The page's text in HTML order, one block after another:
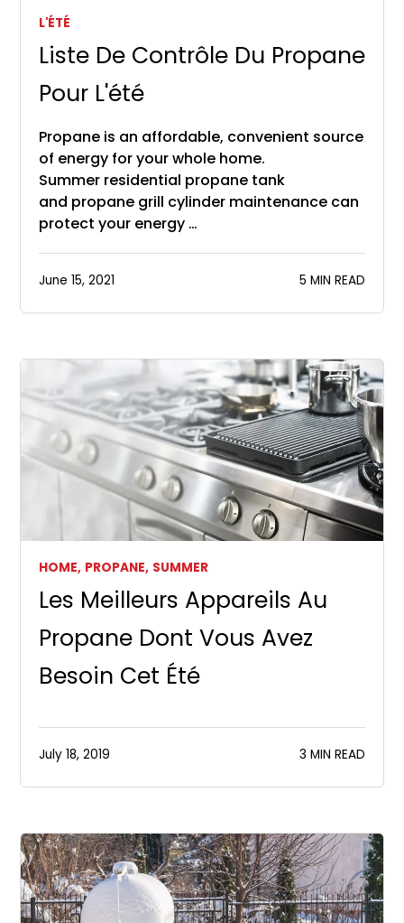
L'ÉTÉ
Liste De Contrôle Du Propane
Pour L'été
Propane is an affordable, convenient source
of energy for your whole home.
Summer residential propane tank
and propane grill cylinder maintenance can
protect your energy …
June 15, 2021 5 MIN READ
HOME, PROPANE, SUMMER
Les Meilleurs Appareils Au
Propane Dont Vous Avez
Besoin Cet Été
July 18, 2019 3 MIN READ